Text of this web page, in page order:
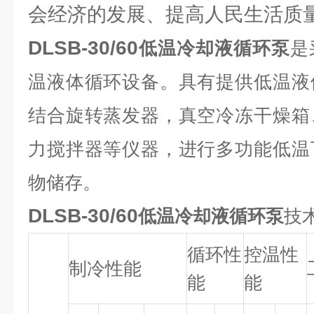
会经济的发展、提高人民生活质
DLSB-30/60低温冷却液循环泵是
温液体循环设备。具有提供低温
结合旋转蒸发器，真空冷冻干燥
力搅拌器等仪器，进行多功能低
物储存。
DLSB-30/60低温冷却液循环泵技
制冷性能
循环性
能
控温性
能